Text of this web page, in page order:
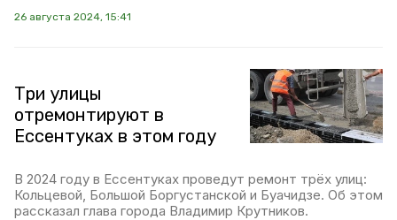
26 августа 2024, 15:41
Три улицы
отремонтируют в
Ессентуках в этом году
В 2024 году в Ессентуках проведут ремонт трёх улиц:
Кольцевой, Большой Боргустанской и Буачидзе. Об этом
рассказал глава города Владимир Крутников.